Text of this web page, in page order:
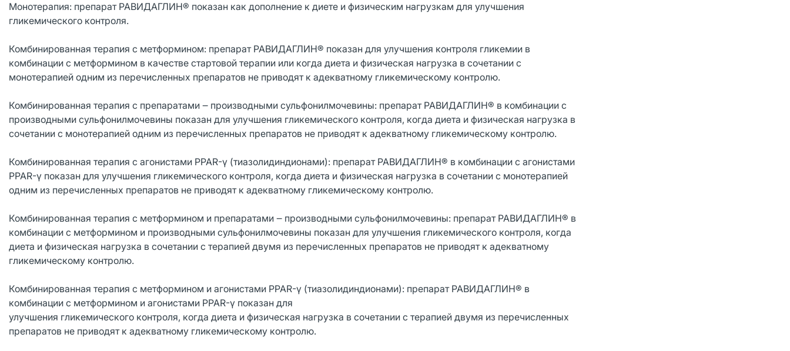
Монотерапия: препарат РАВИДАГЛИН® показан как дополнение к диете и физическим нагрузкам для улучшения
гликемического контроля.
Комбинированная терапия с метформином: препарат РАВИДАГЛИН® показан для улучшения контроля гликемии в
комбинации с метформином в качестве стартовой терапии или когда диета и физическая нагрузка в сочетании с
монотерапией одним из перечисленных препаратов не приводят к адекватному гликемическому контролю.
Комбинированная терапия с препаратами ‒ производными сульфонилмочевины: препарат РАВИДАГЛИН® в комбинации с
производными сульфонилмочевины показан для улучшения гликемического контроля, когда диета и физическая нагрузка в
сочетании с монотерапией одним из перечисленных препаратов не приводят к адекватному гликемическому контролю.
Комбинированная терапия с агонистами PPAR-γ (тиазолидиндионами): препарат РАВИДАГЛИН® в комбинации с агонистами
PPAR-γ показан для улучшения гликемического контроля, когда диета и физическая нагрузка в сочетании с монотерапией
одним из перечисленных препаратов не приводят к адекватному гликемическому контролю.
Комбинированная терапия с метформином и препаратами ‒ производными сульфонилмочевины: препарат РАВИДАГЛИН® в
комбинации с метформином и производными сульфонилмочевины показан для улучшения гликемического контроля, когда
диета и физическая нагрузка в сочетании с терапией двумя из перечисленных препаратов не приводят к адекватному
гликемическому контролю.
Комбинированная терапия с метформином и агонистами PPAR-γ (тиазолидиндионами): препарат РАВИДАГЛИН® в
комбинации с метформином и агонистами PPAR-γ показан для
улучшения гликемического контроля, когда диета и физическая нагрузка в сочетании с терапией двумя из перечисленных
препаратов не приводят к адекватному гликемическому контролю.